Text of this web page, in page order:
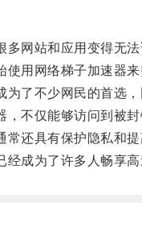
网站和应用变得无法
用网络梯子加速器来
不少网民的首选，
仅能够访问到被封
具有保护隐私和提
成为了许多人畅享高